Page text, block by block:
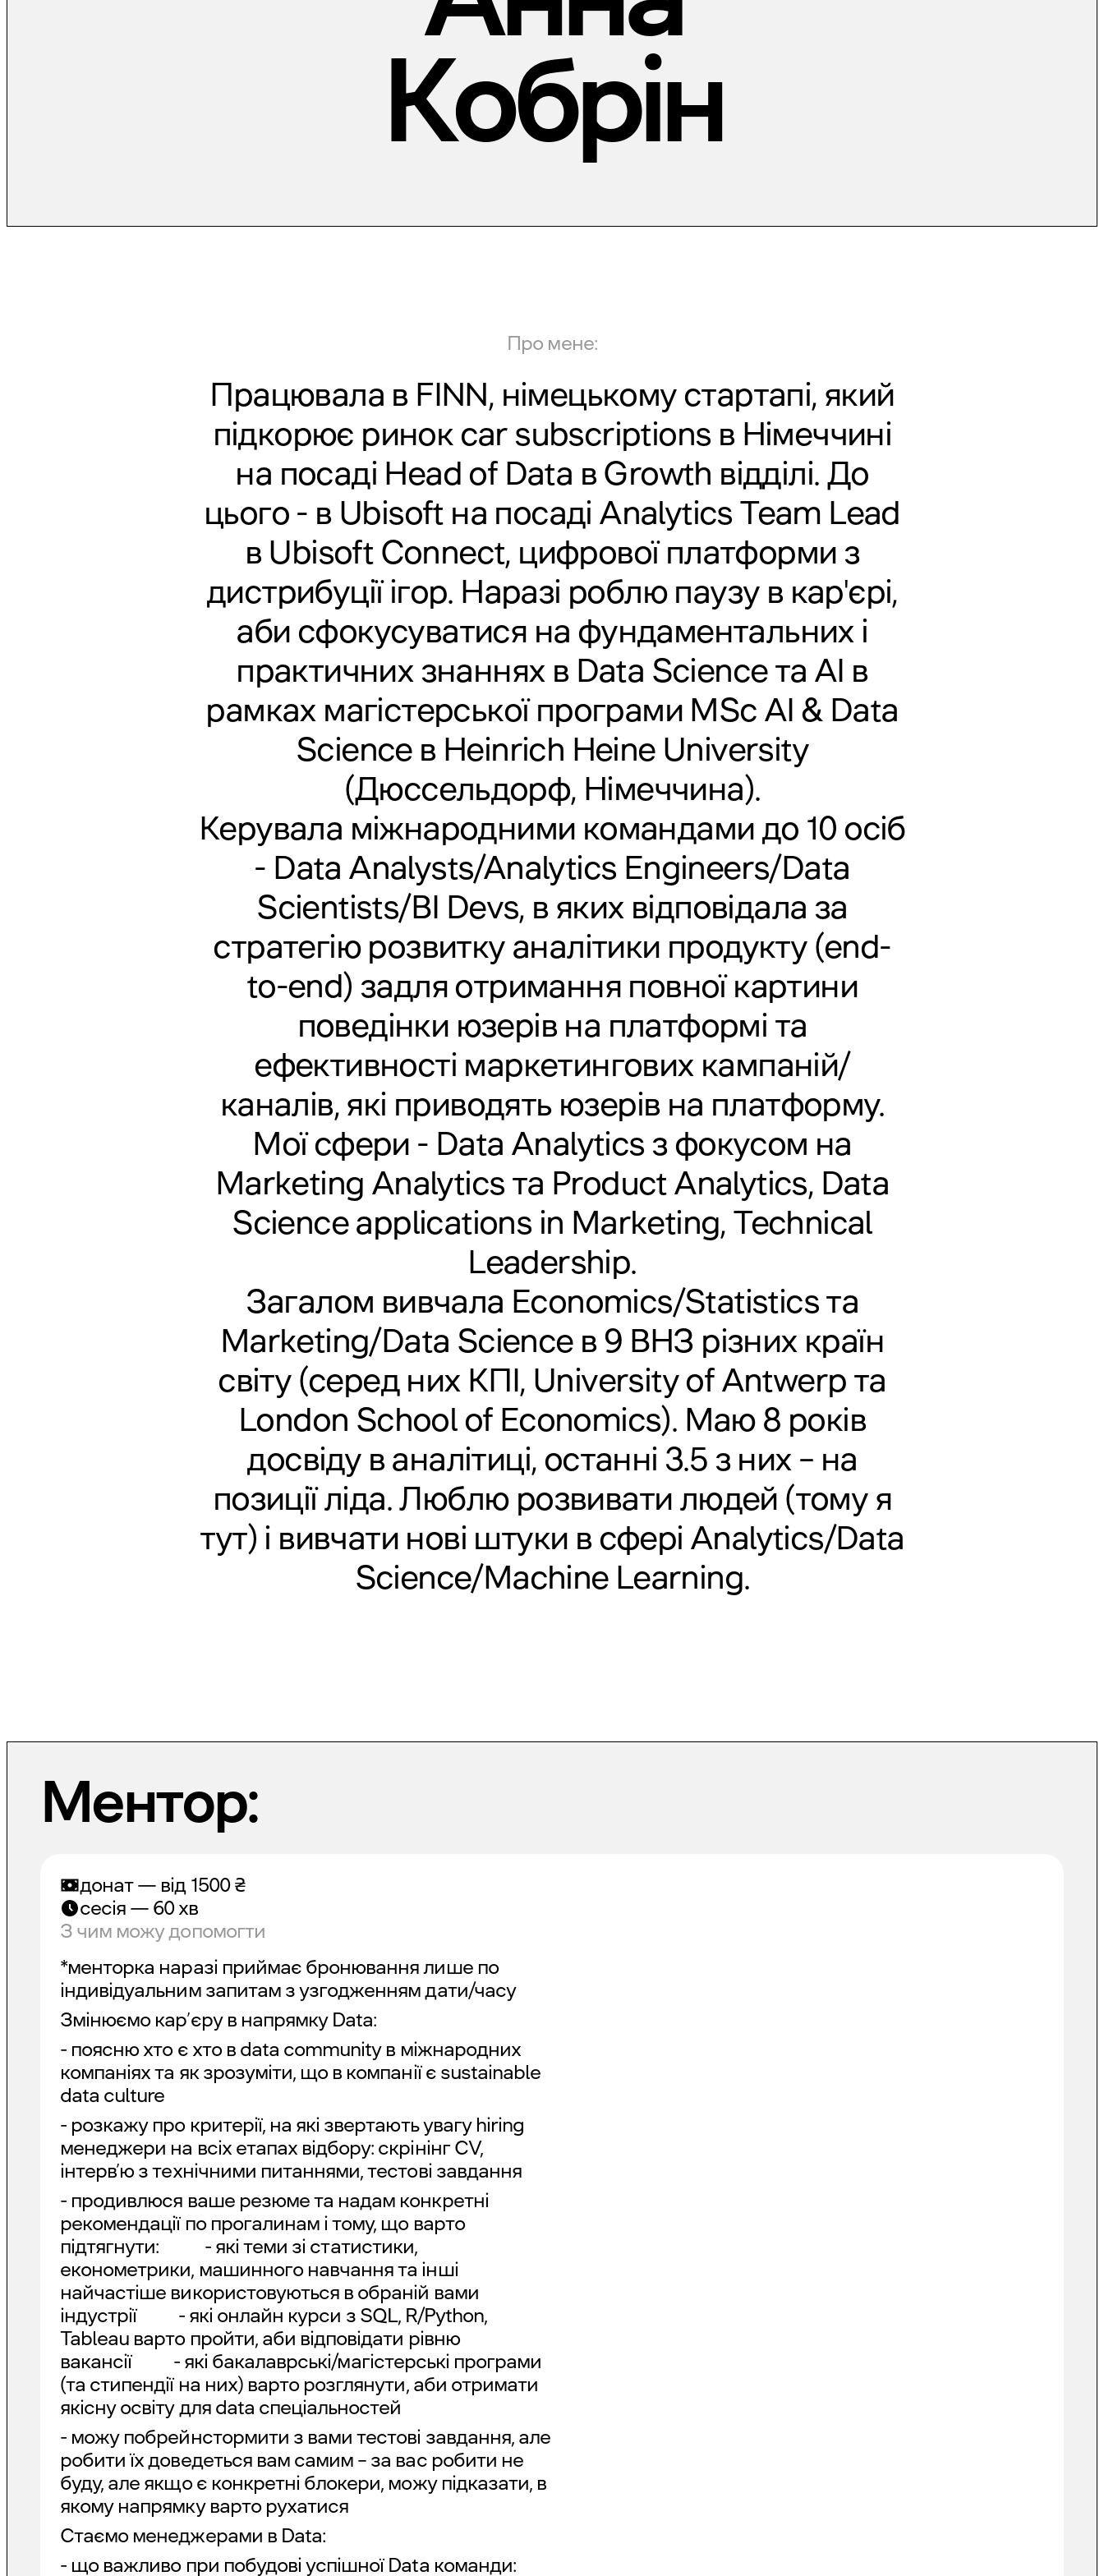
Кобрін
Про мене:
Працювала в FINN, німецькому стартапі, який
підкорює ринок car subscriptions в Німеччині
на посаді Head of Data в Growth відділі. До
цього - в Ubisoft на посаді Analytics Team Lead
в Ubisoft Connect, цифрової платформи з
дистрибуції ігор. Наразі роблю паузу в кар'єрі,
аби сфокусуватися на фундаментальних і
практичних знаннях в Data Science та AI в
рамках магістерської програми MSc AI & Data
Science в Heinrich Heine University
(Дюссельдорф, Німеччина).
Керувала міжнародними командами до 10 осіб
- Data Analysts/Analytics Engineers/Data
Scientists/BI Devs, в яких відповідала за
стратегію розвитку аналітики продукту (end-
to-end) задля отримання повної картини
поведінки юзерів на платформі та
ефективності маркетингових кампаній/
каналів, які приводять юзерів на платформу.
Мої сфери - Data Analytics з фокусом на
Marketing Analytics та Product Analytics, Data
Science applications in Marketing, Technical
Leadership.
Загалом вивчала Economics/Statistics та
Marketing/Data Science в 9 ВНЗ різних країн
світу (серед них КПІ, University of Antwerp та
London School of Economics). Маю 8 років
досвіду в аналітиці, останні 3.5 з них – на
позиції ліда. Люблю розвивати людей (тому я
тут) і вивчати нові штуки в сфері Analytics/Data
Science/Machine Learning.
Ментор:
донат — від 1500₴
сесія — 60 хв
З чим можу допомогти
*менторка наразі приймає бронювання лише по
індивідуальним запитам з узгодженням дати/часу
Змінюємо кар’єру в напрямку Data:
- поясню хто є хто в data community в міжнародних
компаніях та як зрозуміти, що в компанії є sustainable
data culture
- розкажу про критерії, на які звертають увагу hiring
менеджери на всіх етапах відбору: скрінінг CV,
інтерв’ю з технічними питаннями, тестові завдання
- продивлюся ваше резюме та надам конкретні
рекомендації по прогалинам і тому, що варто
підтягнути: - які теми зі статистики,
економетрики, машинного навчання та інші
найчастіше використовуються в обраній вами
індустрії - які онлайн курси з SQL, R/Python,
Tableau варто пройти, аби відповідати рівню
вакансії - які бакалаврські/магістерські програми
(та стипендії на них) варто розглянути, аби отримати
якісну освіту для data спеціальностей
- можу побрейнстормити з вами тестові завдання, але
робити їх доведеться вам самим – за вас робити не
буду, але якщо є конкретні блокери, можу підказати, в
якому напрямку варто рухатися
Стаємо менеджерами в Data:
- що важливо при побудові успішної Data команди: